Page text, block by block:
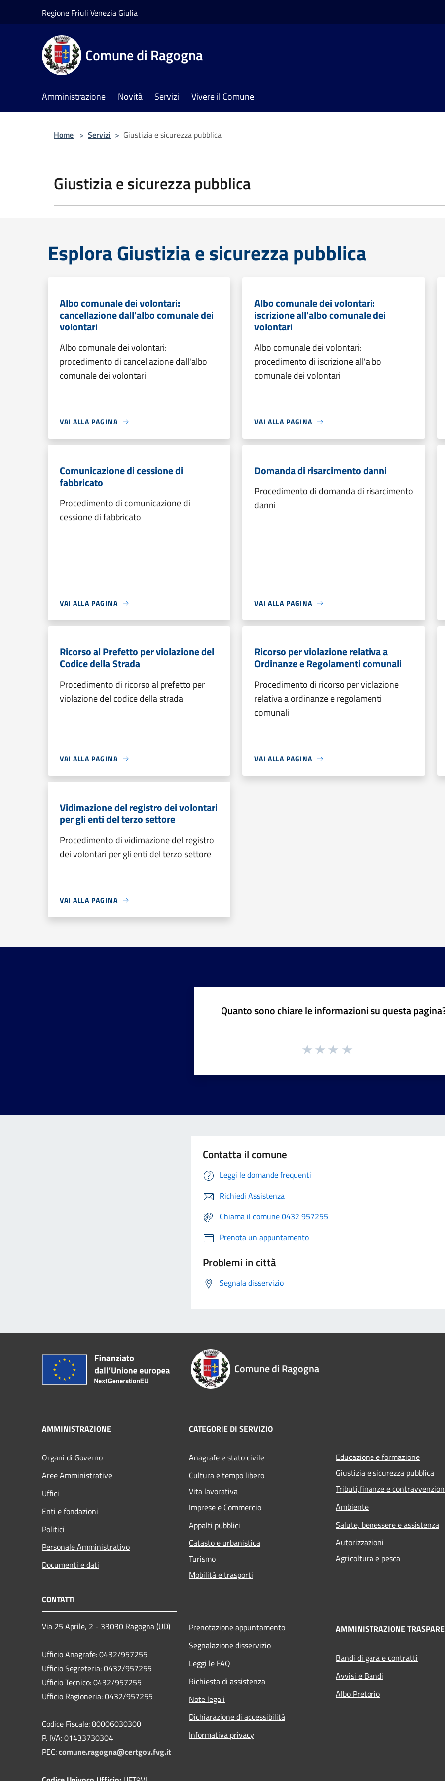
Regione Friuli Venezia Giulia
Comune di Ragogna
Amministrazione Novità Servizi Vivere il Comune
Home > Servizi > Giustizia e sicurezza pubblica
Giustizia e sicurezza pubblica
Esplora Giustizia e sicurezza pubblica
Albo comunale dei volontari:
cancellazione dall'albo comunale dei
volontari
Albo comunale dei volontari:
procedimento di cancellazione dall'albo
comunale dei volontari
VAI ALLA PAGINA
Albo comunale dei volontari:
iscrizione all'albo comunale dei
volontari
Albo comunale dei volontari:
procedimento di iscrizione all'albo
comunale dei volontari
VAI ALLA PAGINA
Comunicazione di cessione di
fabbricato
Procedimento di comunicazione di
cessione di fabbricato
VAI ALLA PAGINA
Domanda di risarcimento danni
Procedimento di domanda di risarcimento
danni
VAI ALLA PAGINA
Ricorso al Prefetto per violazione del
Codice della Strada
Procedimento di ricorso al prefetto per
violazione del codice della strada
VAI ALLA PAGINA
Ricorso per violazione relativa a
Ordinanze e Regolamenti comunali
Procedimento di ricorso per violazione
relativa a ordinanze e regolamenti
comunali
VAI ALLA PAGINA
Vidimazione del registro dei volontari
per gli enti del terzo settore
Procedimento di vidimazione del registro
dei volontari per gli enti del terzo settore
VAI ALLA PAGINA
Quanto sono chiare le informazioni su questa
Contatta il comune
Leggi le domande frequenti
Richiedi Assistenza
Chiama il comune 0432 957255
Prenota un appuntamento
Problemi in città
Segnala disservizio
Comune di Ragogna
AMMINISTRAZIONE
Organi di Governo
Aree Amministrative
Uffici
Enti e fondazioni
Politici
Personale Amministrativo
Documenti e dati
CATEGORIE DI SERVIZIO
Anagrafe e stato civile
Cultura e tempo libero
Vita lavorativa
Imprese e Commercio
Appalti pubblici
Catasto e urbanistica
Turismo
Mobilità e trasporti
Educazione e formazione
Giustizia e sicurezza pubblica
Tributi,finanze e
Ambiente
Salute, benessere e assistenza
Autorizzazioni
Agricoltura e pesca
CONTATTI
Via 25 Aprile, 2 - 33030 Ragogna (UD)
Ufficio Anagrafe: 0432/957255
Ufficio Segreteria: 0432/957255
Ufficio Tecnico: 0432/957255
Ufficio Ragioneria: 0432/957255
Codice Fiscale: 80006030300
P. IVA: 01433730304
PEC:comune.ragogna@certgov.fvg.it
Prenotazione appuntamento
Segnalazione disservizio
Leggi le FAQ
Richiesta di assistenza
Note legali
Dichiarazione di accessibilità
Informativa privacy
AMMINISTRAZIONE
Bandi di gara e contratti
Avvisi e Bandi
Albo Pretorio